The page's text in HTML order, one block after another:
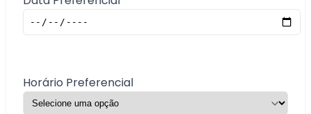
Horário Preferencial